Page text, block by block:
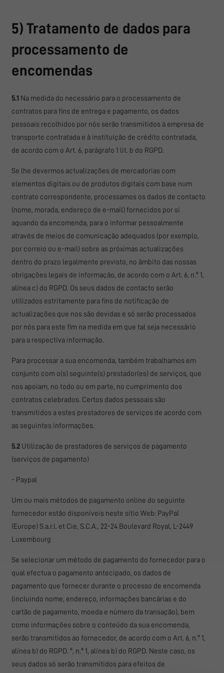
5) Tratamento de dados para
processamento de
encomendas
5.1 Na medida do necessário para o processamento de
contratos para fins de entrega e pagamento, os dados
pessoais recolhidos por nós serão transmitidos à empresa de
transporte contratada e à instituição de crédito contratada,
de acordo com o Art. 6, parágrafo 1 lit. b do RGPD.
Se lhe devermos actualizações de mercadorias com
elementos digitais ou de produtos digitais com base num
contrato correspondente, processamos os dados de contacto
(nome, morada, endereço de e-mail) fornecidos por si
aquando da encomenda, para o informar pessoalmente
através de meios de comunicação adequados (por exemplo,
por correio ou e-mail) sobre as próximas actualizações
dentro do prazo legalmente previsto, no âmbito das nossas
obrigações legais de informação, de acordo com o Art. 6, n.º 1,
alínea c) do RGPD. Os seus dados de contacto serão
utilizados estritamente para fins de notificação de
actualizações que nos são devidas e só serão processados
por nós para este fim na medida em que tal seja necessário
para a respectiva informação.
Para processar a sua encomenda, também trabalhamos em
conjunto com o(s) seguinte(s) prestador(es) de serviços, que
nos apoiam, no todo ou em parte, no cumprimento dos
contratos celebrados. Certos dados pessoais são
transmitidos a estes prestadores de serviços de acordo com
as seguintes informações.
5.2Utilização de prestadores de serviços de pagamento
(serviços de pagamento)
- Paypal
Um ou mais métodos de pagamento online do seguinte
fornecedor estão disponíveis neste sítio Web: PayPal
(Europe) S.a.r.l. et Cie, S.C.A., 22-24 Boulevard Royal, L-2449
Luxembourg
Se selecionar um método de pagamento do fornecedor para o
qual efectua o pagamento antecipado, os dados de
pagamento que fornecer durante o processo de encomenda
(incluindo nome, endereço, informações bancárias e do
cartão de pagamento, moeda e número da transação), bem
como informações sobre o conteúdo da sua encomenda,
serão transmitidos ao fornecedor, de acordo com o Art. 6, n.º 1,
alínea b) do RGPD. º, n.º 1, alínea b) do RGPD. Neste caso, os
seus dados só serão transmitidos para efeitos de